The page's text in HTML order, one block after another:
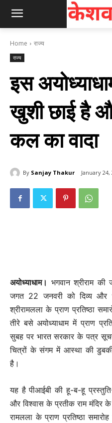
Home राज्य
राज्य
इस
खुशी छाई है
कल का वादा
By Sanjay Thakur January 24,
अयोध्याधाम। भगवान श्रीराम
जगत 22 जनवरी को दिव्य और
श्रीरामलला के प्राण प्रतिष्ठा
तीरे बसे अयोध्याधाम में प्राण
सुबह पर भारत सरकार के पत्र
चित्रों के संगम में आस्था की
है।
यह है पीआईबी की हू-ब-हू
और विश्वास के प्रतीक राम मंदिर
रामलला के प्राण प्रतिष्ठा